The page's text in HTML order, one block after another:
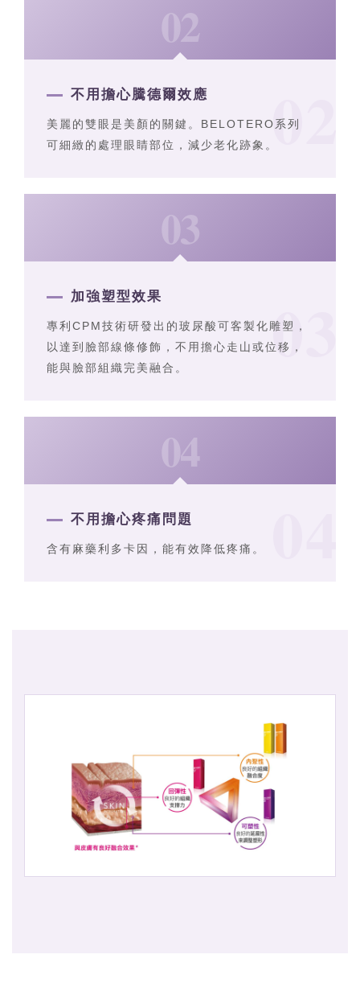
02
不用擔心騰德爾效應
美麗的雙眼是美顏的關鍵。BELOTERO系列
可細緻的處理眼睛部位，減少老化跡象。
03
加強塑型效果
專利CPM技術研發出的玻尿酸可客製化雕塑，
以達到臉部線條修飾，不用擔心走山或位移，
能與臉部組織完美融合。
04
不用擔心疼痛問題
含有麻藥利多卡因，能有效降低疼痛。